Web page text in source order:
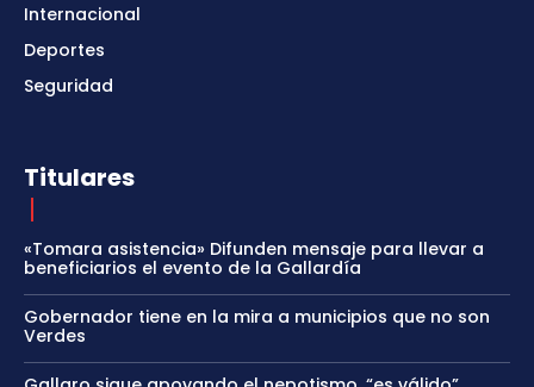
Internacional
Deportes
Seguridad
Titulares
«Tomara asistencia» Difunden mensaje para llevar a
beneficiarios el evento de la Gallardía
Gobernador tiene en la mira a municipios que no son
Verdes